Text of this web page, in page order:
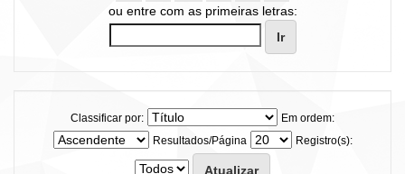
ou entre com as primeiras letras:
Classificar por:
Em ordem:
Resultados/Página
Registro(s):